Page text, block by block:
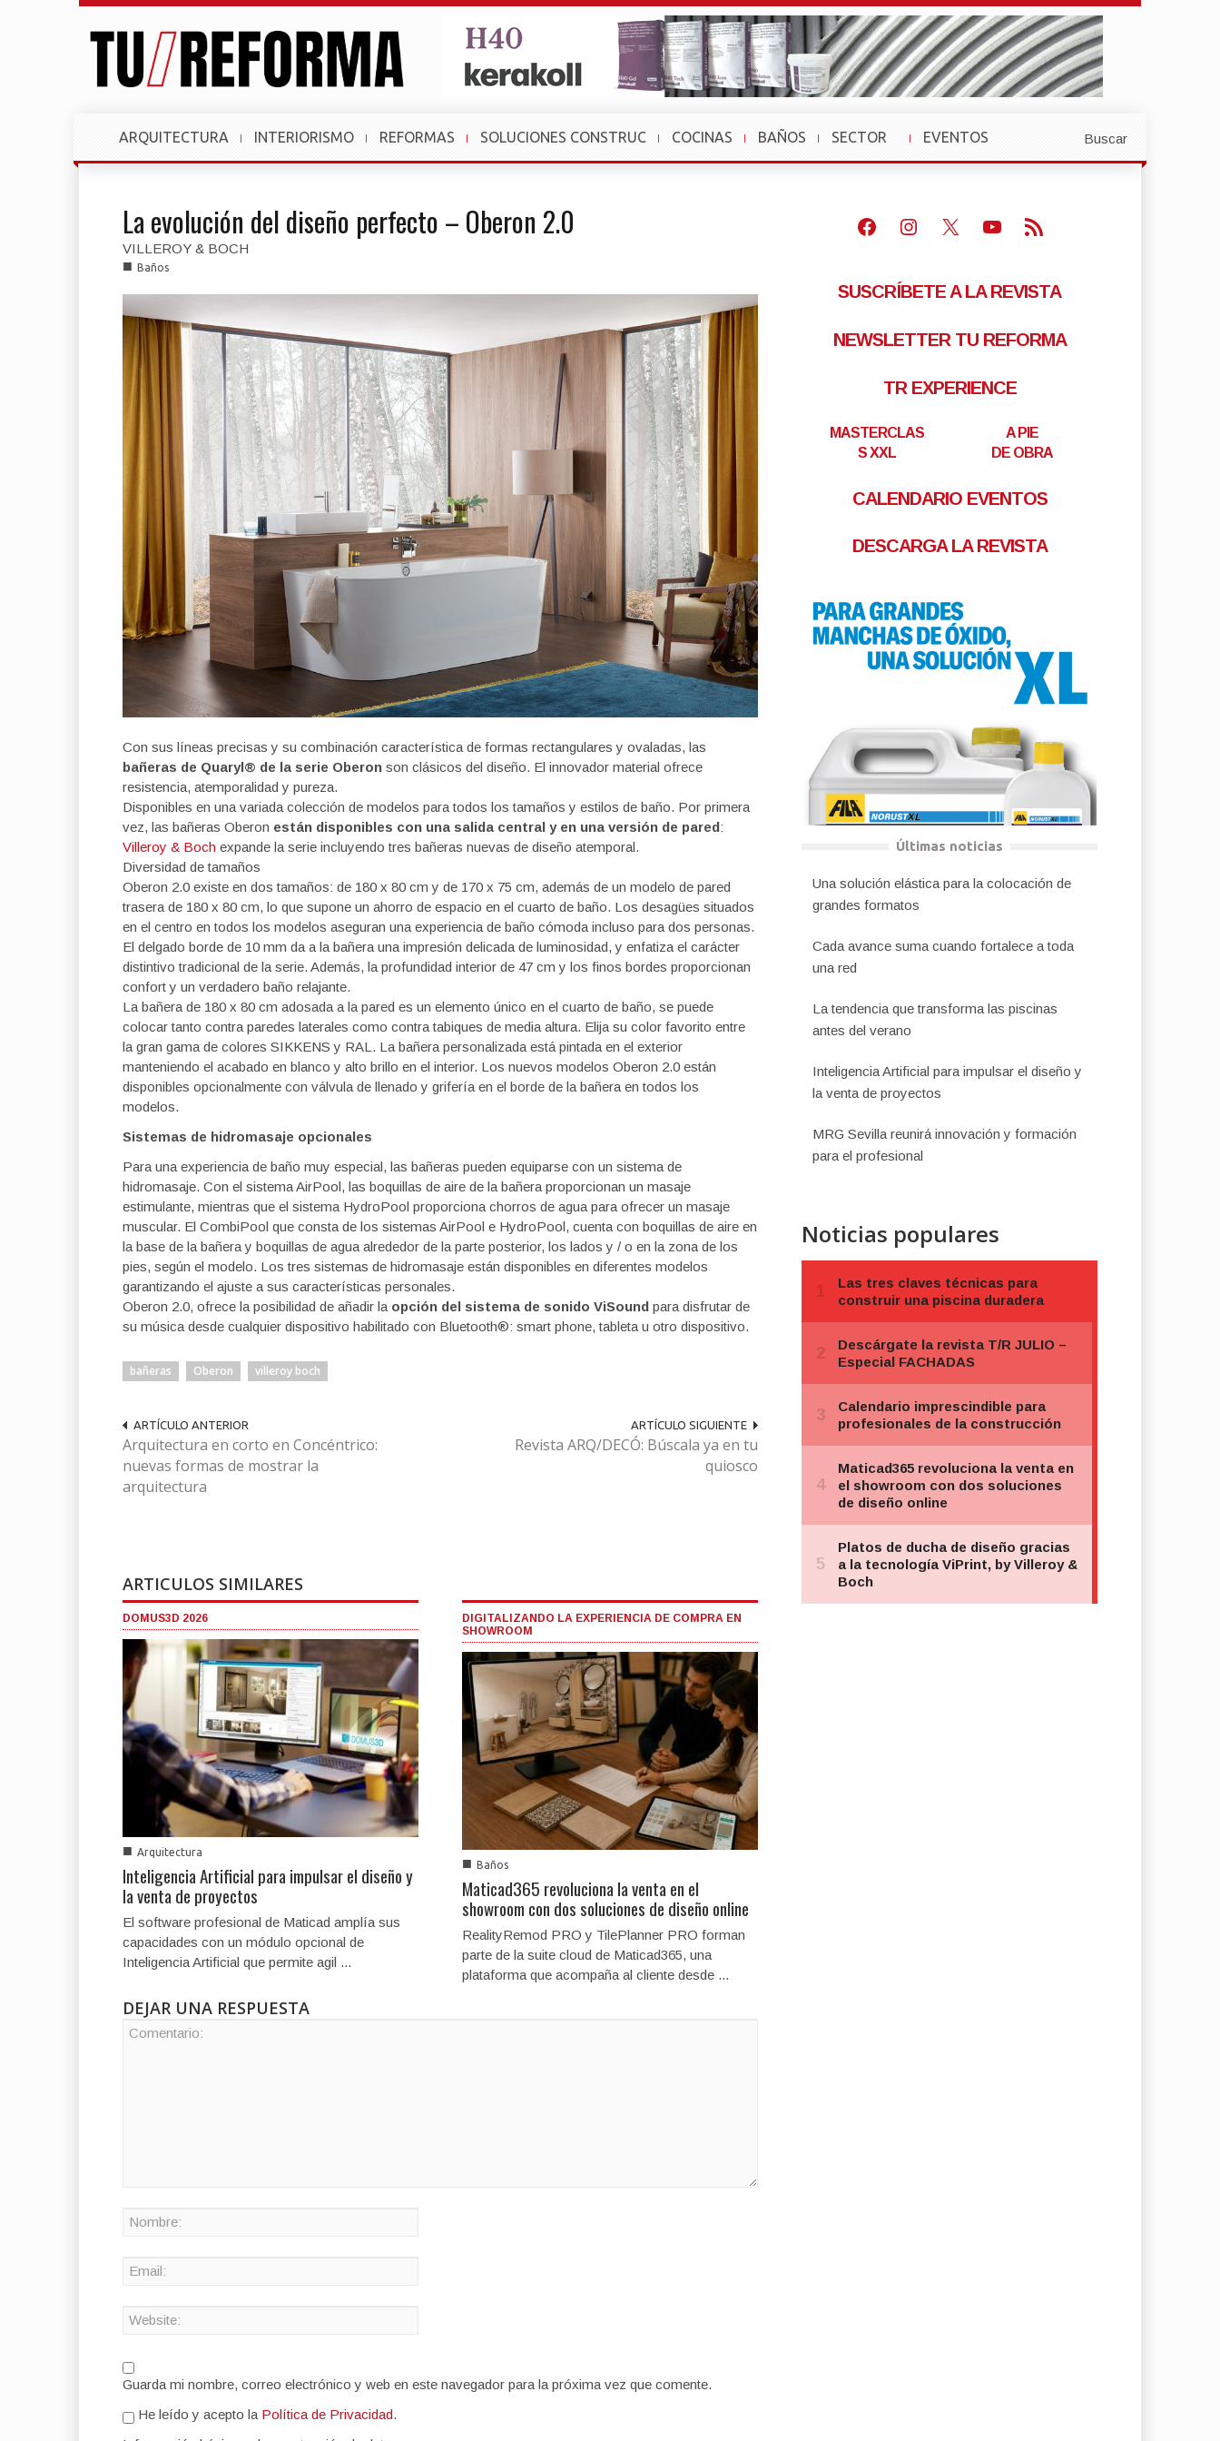
ARQUITECTURA INTERIORISMO REFORMAS SOLUCIONES CONSTRUC COCINAS BAÑOS
SECTOR
»
EVENTOS
»
Buscar
La evolución del diseño perfecto – Oberon 2.0
VILLEROY & BOCH
■ Baños
Con sus líneas precisas y su combinación característica de formas rectangulares y ovaladas, las
bañeras de Quaryl® de la serie Oberon son clásicos del diseño. El innovador material ofrece
resistencia, atemporalidad y pureza.
Disponibles en una variada colección de modelos para todos los tamaños y estilos de baño. Por primera
vez, las bañeras Oberon están disponibles con una salida central y en una versión de pared:
Villeroy & Boch expande la serie incluyendo tres bañeras nuevas de diseño atemporal.
Diversidad de tamaños
Oberon 2.0 existe en dos tamaños: de 180 x 80 cm y de 170 x 75 cm, además de un modelo de pared
trasera de 180 x 80 cm, lo que supone un ahorro de espacio en el cuarto de baño. Los desagües situados
en el centro en todos los modelos aseguran una experiencia de baño cómoda incluso para dos personas.
El delgado borde de 10 mm da a la bañera una impresión delicada de luminosidad, y enfatiza el carácter
distintivo tradicional de la serie. Además, la profundidad interior de 47 cm y los finos bordes proporcionan
confort y un verdadero baño relajante.
La bañera de 180 x 80 cm adosada a la pared es un elemento único en el cuarto de baño, se puede
colocar tanto contra paredes laterales como contra tabiques de media altura. Elija su color favorito entre
la gran gama de colores SIKKENS y RAL. La bañera personalizada está pintada en el exterior
manteniendo el acabado en blanco y alto brillo en el interior. Los nuevos modelos Oberon 2.0 están
disponibles opcionalmente con válvula de llenado y grifería en el borde de la bañera en todos los
modelos.
Sistemas de hidromasaje opcionales
Para una experiencia de baño muy especial, las bañeras pueden equiparse con un sistema de
hidromasaje. Con el sistema AirPool, las boquillas de aire de la bañera proporcionan un masaje
estimulante, mientras que el sistema HydroPool proporciona chorros de agua para ofrecer un masaje
muscular. El CombiPool que consta de los sistemas AirPool e HydroPool, cuenta con boquillas de aire en
la base de la bañera y boquillas de agua alrededor de la parte posterior, los lados y / o en la zona de los
pies, según el modelo. Los tres sistemas de hidromasaje están disponibles en diferentes modelos
garantizando el ajuste a sus características personales.
Oberon 2.0, ofrece la posibilidad de añadir la opción del sistema de sonido ViSound para disfrutar de
su música desde cualquier dispositivo habilitado con Bluetooth®: smart phone, tableta u otro dispositivo.
bañeras Oberon villeroy boch
ARTÍCULO ANTERIOR
Arquitectura en corto en Concéntrico:
nuevas formas de mostrar la
arquitectura
ARTÍCULO SIGUIENTE
Revista ARQ/DECÓ: Búscala ya en tu
quiosco
ARTICULOS SIMILARES
DOMUS3D 2026
■ Arquitectura
Inteligencia Artificial para impulsar el diseño y
la venta de proyectos
El software profesional de Maticad amplía sus
capacidades con un módulo opcional de
Inteligencia Artificial que permite agil ...
DIGITALIZANDO LA EXPERIENCIA DE COMPRA EN
SHOWROOM
■ Baños
Maticad365 revoluciona la venta en el
showroom con dos soluciones de diseño online
RealityRemod PRO y TilePlanner PRO forman
parte de la suite cloud de Maticad365, una
plataforma que acompaña al cliente desde ...
DEJAR UNA RESPUESTA
Guarda mi nombre, correo electrónico y web en este navegador para la próxima vez que comente.
He leído y acepto la Política de Privacidad.
Facebook
Instagram
X Youtube
Feed RSS
SUSCRÍBETE A LA REVISTA
NEWSLETTER TU REFORMA
TR EXPERIENCE
MASTERCLAS
S XXL
A PIE
DE OBRA
CALENDARIO EVENTOS
DESCARGA LA REVISTA
Últimas noticias
Una solución elástica para la colocación de
grandes formatos
Cada avance suma cuando fortalece a toda
una red
La tendencia que transforma las piscinas
antes del verano
Inteligencia Artificial para impulsar el diseño y
la venta de proyectos
MRG Sevilla reunirá innovación y formación
para el profesional
Noticias populares